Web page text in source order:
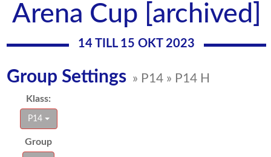
Arena Cup [archived]
14 TILL 15 OKT 2023
Group Settings » P14 » P14 H
Klass:
P14
Group